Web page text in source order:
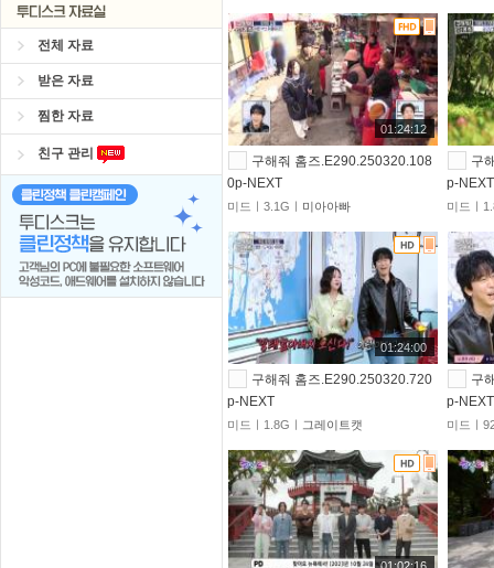
전체 자료
받은 자료
찜한 자료
친구 관리
01:24:12
구해줘 홈즈.E290.250320.108
0p-NEXT
미드ㅣ3.1Gㅣ 미아아빠
구
p-NEXT
미드ㅣ
01:24:00
구해줘 홈즈.E290.250320.720
p-NEXT
미드ㅣ1.8Gㅣ 그레이트캣
구
p-NEXT
미드ㅣ